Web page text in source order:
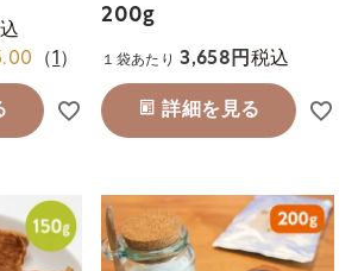
（1 ）
200g
１袋あたり 3,658 税込
詳細を見る